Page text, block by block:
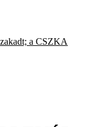
a CSZKA